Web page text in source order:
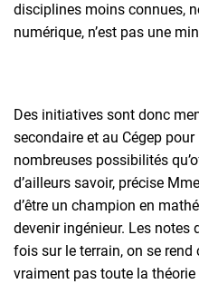
disciplines moins connues,
numérique, n’est pas une
Des initiatives sont donc
secondaire et au Cégep
nombreuses possibilités
d’ailleurs savoir, précise
d’être un champion en
devenir ingénieur. Les notes
fois sur le terrain, on se rend
vraiment pas toute la théorie